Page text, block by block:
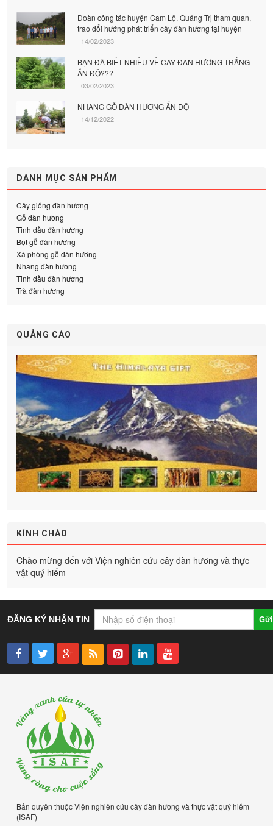
Đoàn công tác huyện Cam Lộ, Quảng Trị tham quan,
trao đổi hướng phát triển cây đàn hương tại huyện
14/02/2023
BẠN ĐÃ BIẾT NHIỀU VỀ CÂY ĐÀN HƯƠNG TRẮNG
ẤN ĐỘ???
03/02/2023
NHANG GỖ ĐÀN HƯƠNG ẤN ĐỘ
14/12/2022
DANH MỤC SẢN PHẨM
Cây giống đàn hương
Gỗ đàn hương
Tinh dầu đàn hương
Bột gỗ đàn hương
Xà phòng gỗ đàn hương
Nhang đàn hương
Tinh dầu đàn hương
Trà đàn hương
QUẢNG CÁO
KÍNH CHÀO
Chào mừng đến với Viện nghiên cứu cây đàn hương và thực
vật quý hiếm
ĐĂNG KÝ NHẬN TIN Gửi
Bản quyền thuộc Viện nghiên cứu cây đàn hương và thực vật quý hiếm
(ISAF)